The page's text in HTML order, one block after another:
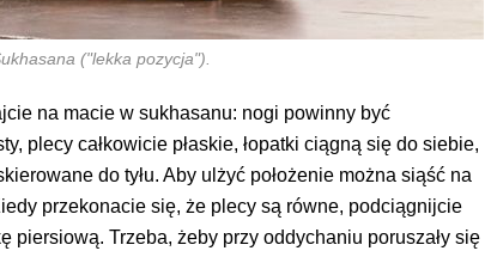
("lekka pozycja").
na macie w sukhasanu: nogi powinny być
plecy całkowicie płaskie, łopatki ciągną się do siebie,
do tyłu. Aby ulżyć położenie można siąść na
przekonacie się, że plecy są równe, podciągnijcie
piersiową. Trzeba, żeby przy oddychaniu poruszały się